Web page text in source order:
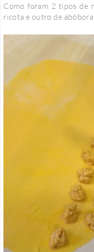
Como foram 2 tipos de
ricota e outro de abóbora.